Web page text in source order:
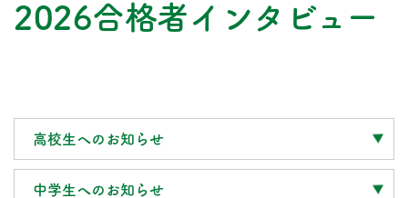
2026合格者インタビュー
高校生へのお知らせ
中学生へのお知らせ